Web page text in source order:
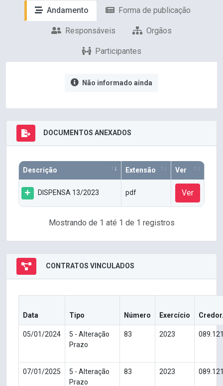
Andamento Forma de publicação
Responsáveis Orgãos
Participantes
Não informado ainda
DOCUMENTOS ANEXADOS
Descrição Extensão Ver
DISPENSA 13/2023 pdf Ver
Mostrando de 1 até 1 de 1 registros
CONTRATOS VINCULADOS
Data Tipo Número Exercício
05/01/2024
5 - Alteração
Prazo
83 2023
07/01/2025
5 - Alteração
Prazo
83 2023